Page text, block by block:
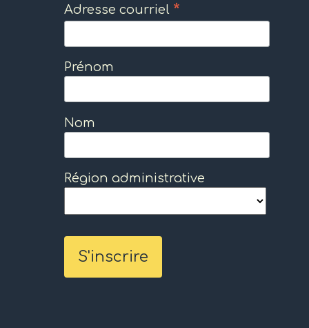
Adresse courriel *
Prénom
Nom
Région administrative